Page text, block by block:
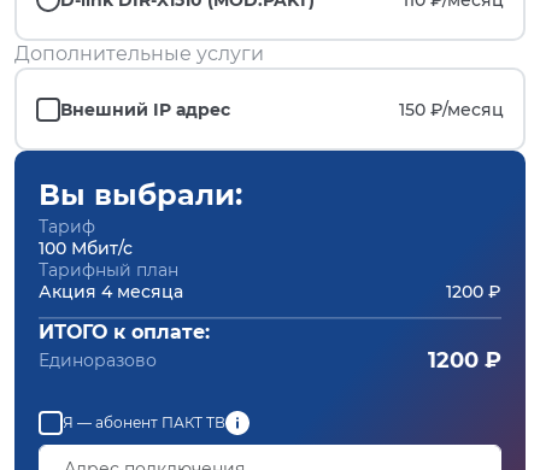
Дополнительные услуги
Внешний IP адрес 150 ₽/месяц
Вы выбрали:
Тариф
100 Мбит/с
Тарифный план
Акция 4 месяца
1200 ₽
ИТОГО к оплате:
Единоразово 1200 ₽
Я — абонент ПАКТ ТВ